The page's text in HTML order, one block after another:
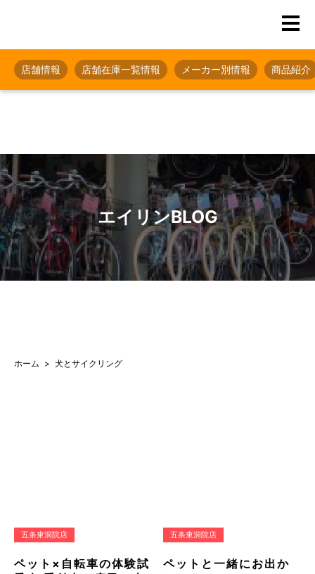
店舗情報 店舗在庫一覧情報 メーカー別情報 商品紹介
エイリンBLOG
ホーム 犬とサイクリング
五条東洞院店
ペット×自転車の体験試
五条東洞院店
ペットと一緒にお出か